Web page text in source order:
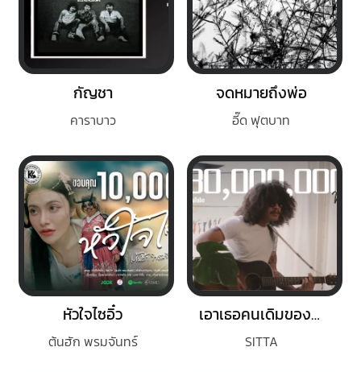
กัญชา
คาราบาว
จดหมายถึงพ่อ
อี๊ด ฟุตบาท
หัวใจไซอิ๋ว
ต้นฮัก พรมจันทร์
เอาเธอคนเดิมของฉันกลับมา
SITTA